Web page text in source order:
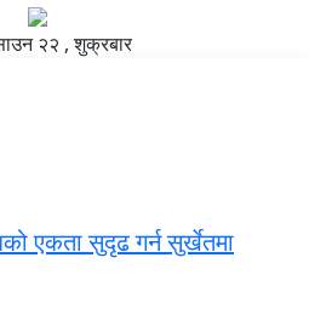
२२ , शुक्रबार
एकता सुदृढ गर्न सुर्खेतमा